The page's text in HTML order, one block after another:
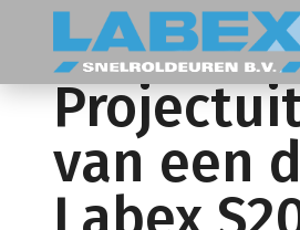
Producten
Snelroldeuren
Binnendeuren
Buitendeuren
Fooddeuren
Spiraaldeuren
Koel en vriesdeuren
Deuren voor
Home / Projecten /
van een